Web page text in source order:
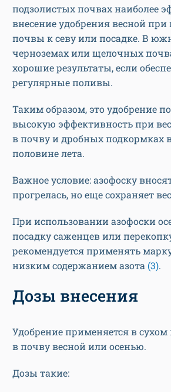
подзолистых почвах наиболее
внесение удобрения весной при
почвы к севу или посадке. В
черноземах или щелочных
хорошие результаты, если
регулярные поливы.
Таким образом, это удобрение
высокую эффективность при
в почву и дробных подкормках
половине лета.
Важное условие: азофоску
прогрелась, но еще сохраняет
При использовании азофоски
посадку саженцев или
рекомендуется применять
низким содержанием азота (3).
Дозы внесения
Удобрение применяется в сухом
в почву весной или осенью.
Дозы такие: